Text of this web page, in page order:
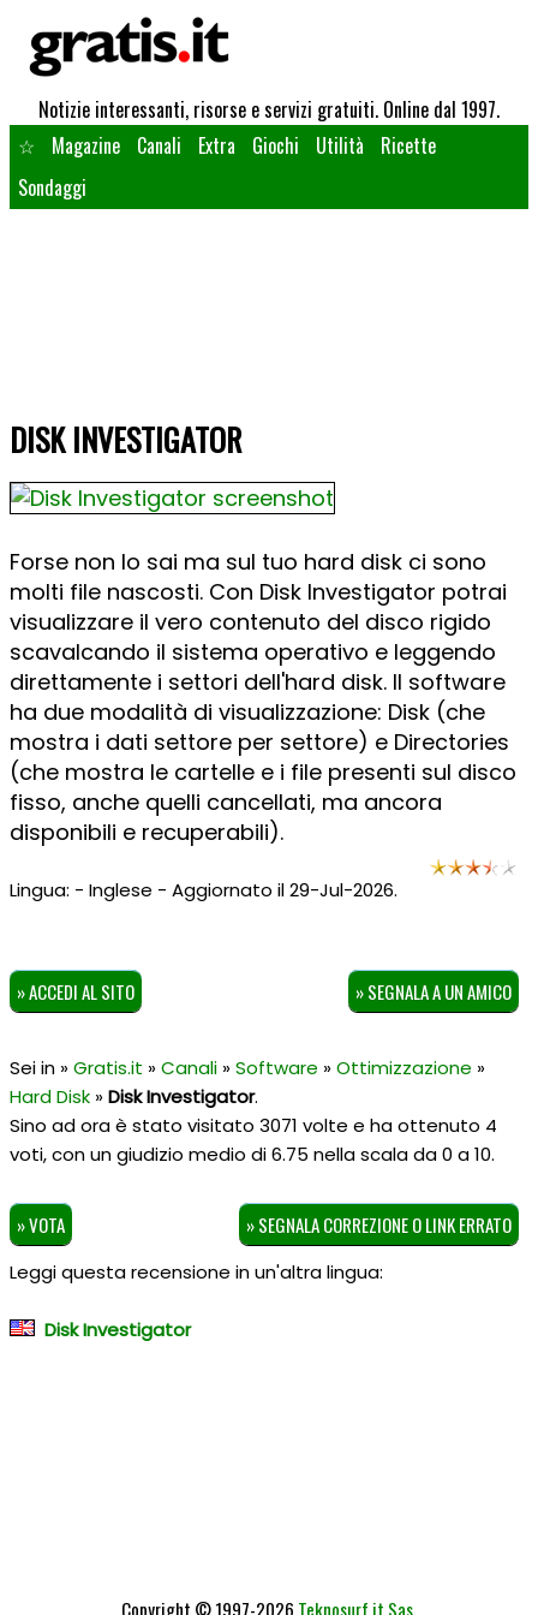
Notizie interessanti, risorse e servizi gratuiti. Online dal 1997.
☆
Magazine Canali Extra Giochi Utilità
Ricette
Sondaggi
DISK INVESTIGATOR
Forse non lo sai ma sul tuo hard disk ci sono
molti file nascosti. Con Disk Investigator potrai
visualizzare il vero contenuto del disco rigido
scavalcando il sistema operativo e leggendo
direttamente i settori dell'hard disk. Il software
ha due modalità di visualizzazione: Disk (che
mostra i dati settore per settore) e Directories
(che mostra le cartelle e i file presenti sul disco
fisso, anche quelli cancellati, ma ancora
disponibili e recuperabili).
Lingua: - Inglese - Aggiornato il 29-Jul-2026.
» ACCEDI AL SITO » SEGNALA A UN AMICO
Sei in »Gratis.it »Canali»Software »Ottimizzazione »
Hard Disk»Disk Investigator.
Sino ad ora è stato visitato 3071 volte e ha ottenuto 4
voti, con un giudizio medio di6.75 nella scala da0 a10.
» VOTA » SEGNALA CORREZIONE O LINK ERRATO
Leggi questa recensione in un'altra lingua:
Disk Investigator
Copyright © 1997-2026 Teknosurf.it Sas.